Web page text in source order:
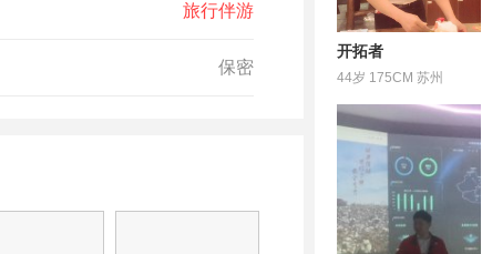
旅行伴游
保密
开拓者
44岁 175CM 苏州